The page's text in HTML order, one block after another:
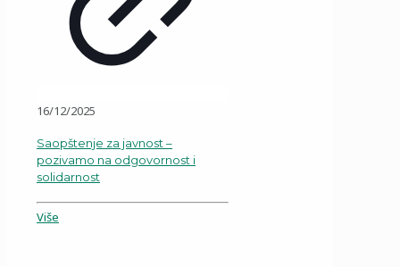
16/12/2025
Saopštenje za javnost –
pozivamo na odgovornost i
solidarnost
Više